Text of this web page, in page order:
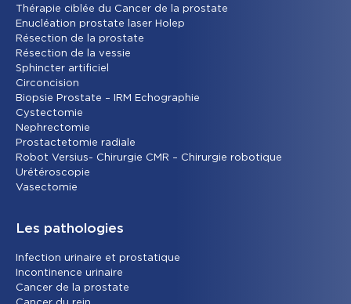
Thérapie ciblée du Cancer de la prostate
Enucléation prostate laser Holep
Résection de la prostate
Résection de la vessie
Sphincter artificiel
Circoncision
Biopsie Prostate – IRM Echographie
Cystectomie
Nephrectomie
Prostactetomie radiale
Robot Versius- Chirurgie CMR – Chirurgie robotique
Urétéroscopie
Vasectomie
Les pathologies
Infection urinaire et prostatique
Incontinence urinaire
Cancer de la prostate